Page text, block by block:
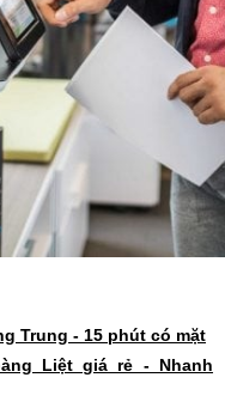
Trung - 15 phút có mặt
Liệt giá rẻ - Nhanh